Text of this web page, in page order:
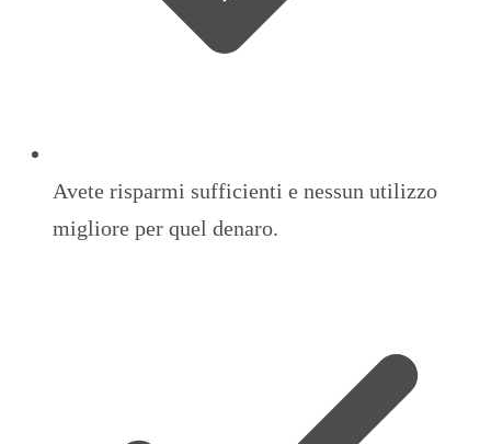
Avete risparmi sufficienti e nessun utilizzo
migliore per quel denaro.